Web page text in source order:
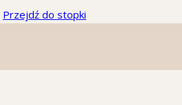
Przejdź do stopki